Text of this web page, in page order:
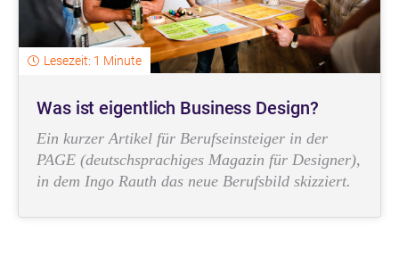
Lesezeit: 1 Minute
Was ist eigentlich Business Design?
Ein kurzer Artikel für Berufseinsteiger in der
PAGE (deutschsprachiges Magazin für Designer),
in dem Ingo Rauth das neue Berufsbild skizziert.